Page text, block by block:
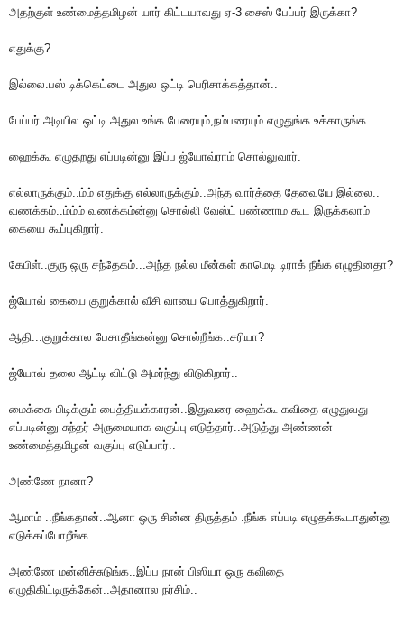
அதற்குள் உண்மைத்தமிழன் யார் கிட்டயாவது ஏ-3 சைஸ் பேப்பர் இருக்கா?
எதுக்கு?
இல்லை.பஸ் டிக்கெட்டை அதுல ஒட்டி பெரிசாக்கத்தான்..
பேப்பர் அடியில ஒட்டி அதுல உங்க பேரையும்,நம்பரையும் எழுதுங்க.உக்காருங்க..
ஹைக்கூ எழுதறது எப்படின்னு இப்ப ஜ்யோவ்ராம் சொல்லுவார்.
எல்லாருக்கும்..ம்ம் எதுக்கு எல்லாருக்கும்..அந்த வார்த்தை தேவையே இல்லை..
வணக்கம்..ம்ம்ம் வணக்கம்ன்னு சொல்லி வேஸ்ட் பண்ணாம கூட இருக்கலாம்
கையை கூப்புகிறார்.
கேபிள்..குரு ஒரு சந்தேகம்...அந்த நல்ல மீன்கள் காமெடி டிராக் நீங்க எழுதினதா?
ஜ்யோவ் கையை குறுக்கால் வீசி வாயை பொத்துகிறார்.
ஆதி...குறுக்கால பேசாதீங்கன்னு சொல்றீங்க..சரியா?
ஜ்யோவ் தலை ஆட்டி விட்டு அமர்ந்து விடுகிறார்..
மைக்கை பிடிக்கும் பைத்தியக்காரன்..இதுவரை ஹைக்கூ கவிதை எழுதுவது
எப்படின்னு சுந்தர் அருமையாக வகுப்பு எடுத்தார்..அடுத்து அண்ணன்
உண்மைத்தமிழன் வகுப்பு எடுப்பார்..
அண்ணே நானா?
ஆமாம் ..நீங்கதான்..ஆனா ஒரு சின்ன திருத்தம் .நீங்க எப்படி எழுதக்கூடாதுன்னு
எடுக்கப்போறீங்க..
அண்ணே மன்னிச்சுடுங்க..இப்ப நான் பிஸியா ஒரு கவிதை
எழுதிகிட்டிருக்கேன்..அதானால நர்சிம்..